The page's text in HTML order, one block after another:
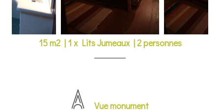
15 m2 | 1 x Lits Jumeaux |2 personnes
Vue monument